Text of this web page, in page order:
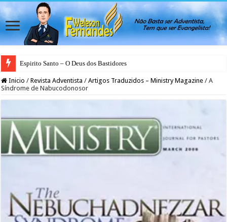
Espirito Santo – O Deus dos Bastidores
O Natal Além do Calendário
Inicio / Revista Adventista / Artigos Traduzidos – Ministry Magazine / A
Síndrome de Nabucodonosor